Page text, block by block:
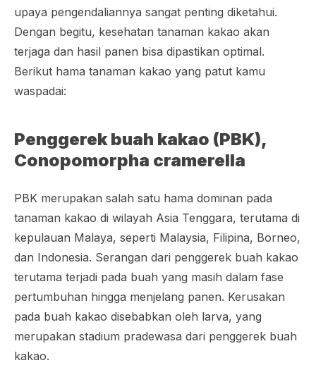
upaya pengendaliannya sangat penting diketahui.
Dengan begitu, kesehatan tanaman kakao akan
terjaga dan hasil panen bisa dipastikan optimal.
Berikut hama tanaman kakao yang patut kamu
waspadai:
Penggerek buah kakao (PBK),
Conopomorpha cramerella
PBK merupakan salah satu hama dominan pada
tanaman kakao di wilayah Asia Tenggara, terutama di
kepulauan Malaya, seperti Malaysia, Filipina, Borneo,
dan Indonesia. Serangan dari penggerek buah kakao
terutama terjadi pada buah yang masih dalam fase
pertumbuhan hingga menjelang panen. Kerusakan
pada buah kakao disebabkan oleh larva, yang
merupakan stadium pradewasa dari penggerek buah
kakao.